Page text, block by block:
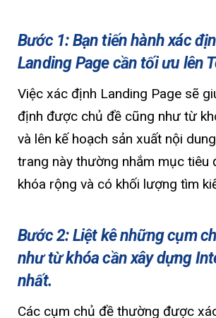
Bước 1: Bạn tiến hành xác
Landing Page cần tối ưu lên
Việc xác định Landing Page sẽ
định được chủ đề cũng như từ
và lên kế hoạch sản xuất nội
trang này thường nhắm mục tiêu
khóa rộng và có khối lượng tìm
Bước 2: Liệt kê những cụm
như từ khóa cần xây dựng
nhất.
Các cụm chủ đề thường được